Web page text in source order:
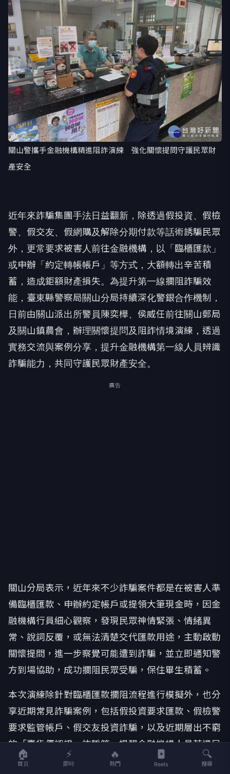
關山警攜手金融機構精進阻詐演練 強化關懷提問守護民眾財
產安全
近年來詐騙集團手法日益翻新，除透過假投資、假檢
警、假交友、假網購及解除分期付款等話術誘騙民眾
外，更常要求被害人前往金融機構，以「臨櫃匯款」
或申辦「約定轉帳帳戶」等方式，大額轉出辛苦積
蓄，造成鉅額財產損失。為提升第一線攔阻詐騙效
能，臺東縣警察局關山分局持續深化警銀合作機制，
日前由關山派出所警員陳奕樺、侯威任前往關山郵局
及關山鎮農會，辦理關懷提問及阻詐情境演練，透過
實務交流與案例分享，提升金融機構第一線人員辨識
詐騙能力，共同守護民眾財產安全。
廣告
關山分局表示，近年來不少詐騙案件都是在被害人準
備臨櫃匯款、申辦約定帳戶或提領大筆現金時，因金
融機構行員細心觀察，發現民眾神情緊張、情緒異
常、說詞反覆，或無法清楚交代匯款用途，主動啟動
關懷提問，進一步察覺可能遭到詐騙，並立即通知警
方到場協助，成功攔阻民眾受騙，保住畢生積蓄。
本次演練除針對臨櫃匯款攔阻流程進行模擬外，也分
享近期常見詐騙案例，包括假投資要求匯款、假檢警
要求監管帳戶、假交友投資詐騙，以及近期層出不窮
的「賣貨便認證」詐騙等，提醒金融機構人員若遇民
眾辦理大額匯款、設定約定帳戶或解除交易限制等業
🏠
首頁
⚡
即時
🔥
熱門 Reels
🔍
搜尋